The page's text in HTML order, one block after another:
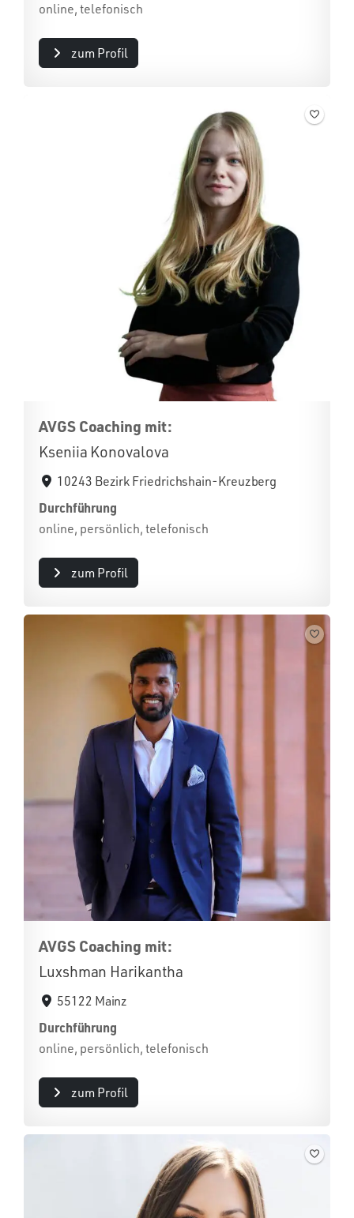
online, telefonisch
zum Profil
AVGS Coaching mit:
Kseniia Konovalova
10243 Bezirk Friedrichshain-Kreuzberg
Durchführung
online, persönlich, telefonisch
zum Profil
AVGS Coaching mit:
Luxshman Harikantha
55122 Mainz
Durchführung
online, persönlich, telefonisch
zum Profil